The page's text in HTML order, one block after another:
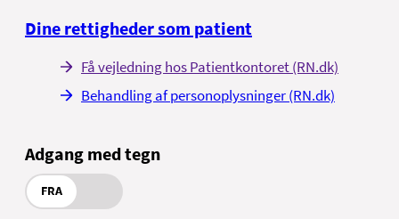
Dine rettigheder som patient
Få vejledning hos Patientkontoret (RN.dk)
Behandling af personoplysninger (RN.dk)
Adgang med tegn
FRA